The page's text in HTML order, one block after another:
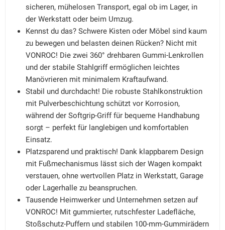
sicheren, mühelosen Transport, egal ob im Lager, in
der Werkstatt oder beim Umzug.
Kennst du das? Schwere Kisten oder Möbel sind kaum
zu bewegen und belasten deinen Rücken? Nicht mit
VONROC! Die zwei 360° drehbaren Gummi-Lenkrollen
und der stabile Stahlgriff ermöglichen leichtes
Manövrieren mit minimalem Kraftaufwand.
Stabil und durchdacht! Die robuste Stahlkonstruktion
mit Pulverbeschichtung schützt vor Korrosion,
während der Softgrip-Griff für bequeme Handhabung
sorgt – perfekt für langlebigen und komfortablen
Einsatz.
Platzsparend und praktisch! Dank klappbarem Design
mit Fußmechanismus lässt sich der Wagen kompakt
verstauen, ohne wertvollen Platz in Werkstatt, Garage
oder Lagerhalle zu beanspruchen.
Tausende Heimwerker und Unternehmen setzen auf
VONROC! Mit gummierter, rutschfester Ladefläche,
Stoßschutz-Puffern und stabilen 100-mm-Gummirädern